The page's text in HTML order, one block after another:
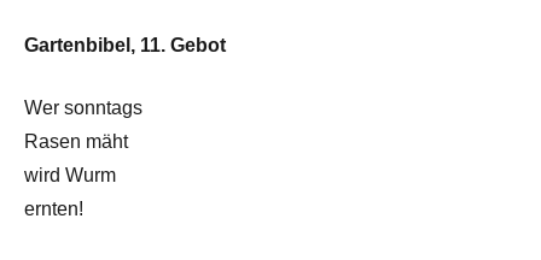
Gartenbibel, 11. Gebot
Wer sonntags
Rasen mäht
wird Wurm
ernten!